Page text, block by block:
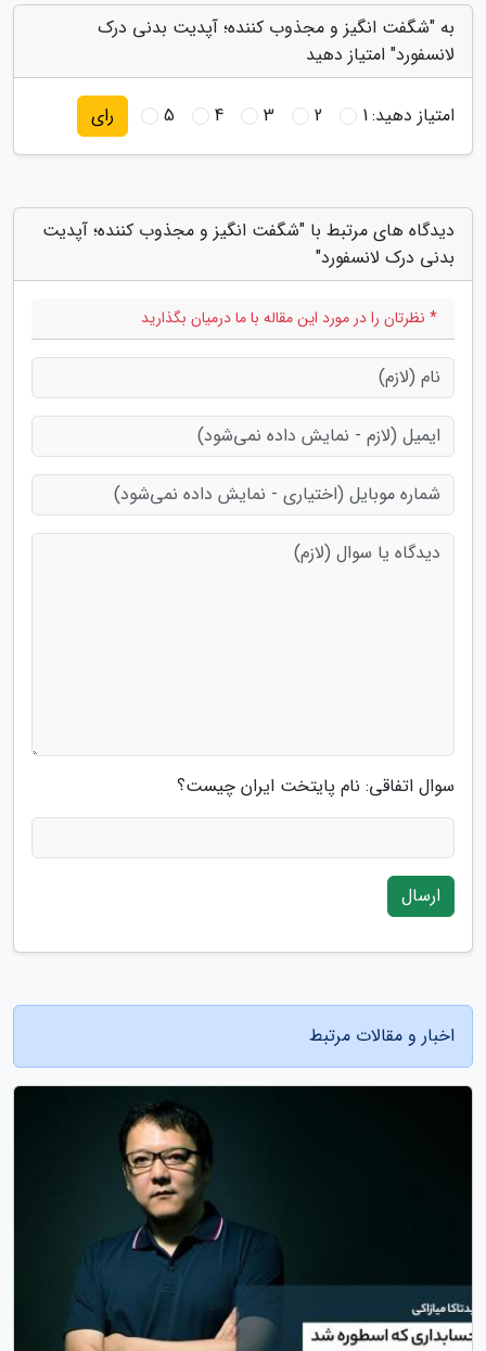
به "شگفت انگیز و مجذوب کننده؛ آپدیت بدنی درک
لانسفورد" امتیاز دهید
امتیاز دهید:1
2
3
4
5 رای
دیدگاه های مرتبط با "شگفت انگیز و مجذوب کننده؛ آپدیت
بدنی درک لانسفورد"
* نظرتان را در مورد این مقاله با ما درمیان بگذارید
سوال اتفاقی: نام پایتخت ایران چیست؟
ارسال
اخبار و مقالات مرتبط